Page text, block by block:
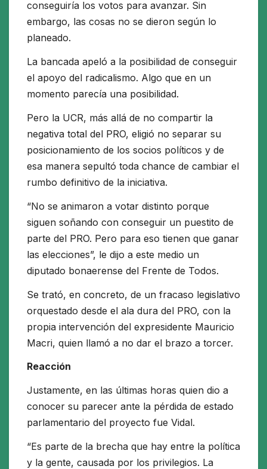
conseguiría los votos para avanzar. Sin
embargo, las cosas no se dieron según lo
planeado.
La bancada apeló a la posibilidad de conseguir
el apoyo del radicalismo. Algo que en un
momento parecía una posibilidad.
Pero la UCR, más allá de no compartir la
negativa total del PRO, eligió no separar su
posicionamiento de los socios políticos y de
esa manera sepultó toda chance de cambiar el
rumbo definitivo de la iniciativa.
“No se animaron a votar distinto porque
siguen soñando con conseguir un puestito de
parte del PRO. Pero para eso tienen que ganar
las elecciones”, le dijo a este medio un
diputado bonaerense del Frente de Todos.
Se trató, en concreto, de un fracaso legislativo
orquestado desde el ala dura del PRO, con la
propia intervención del expresidente Mauricio
Macri, quien llamó a no dar el brazo a torcer.
Reacción
Justamente, en las últimas horas quien dio a
conocer su parecer ante la pérdida de estado
parlamentario del proyecto fue Vidal.
“Es parte de la brecha que hay entre la política
y la gente, causada por los privilegios. La